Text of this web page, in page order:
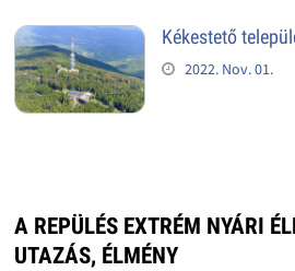
Kékestető
2022. Nov. 01.
A REPÜLÉS EXTRÉM NYÁRI
UTAZÁS, ÉLMÉNY